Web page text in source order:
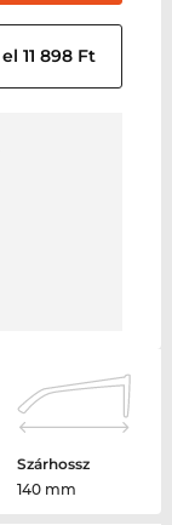
el 11 898 Ft
Szárhossz
140 mm